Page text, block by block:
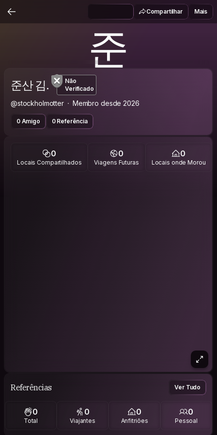
Compartilhar Mais
준
준산 김.
Não
Verificado
@stockholmotter Membro desde 2026
0 Amigo 0 Referência
0
Locais Compartilhados
0
Viagens Futuras
0
Locais onde Morou
Referências Ver Tudo
0
Total
0
Viajantes
0
Anfitriões
0
Pessoal